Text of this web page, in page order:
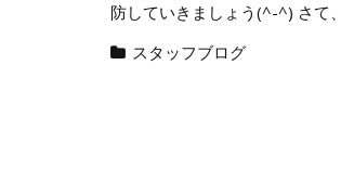
防していきましょう(^-^) さて
スタッフブログ